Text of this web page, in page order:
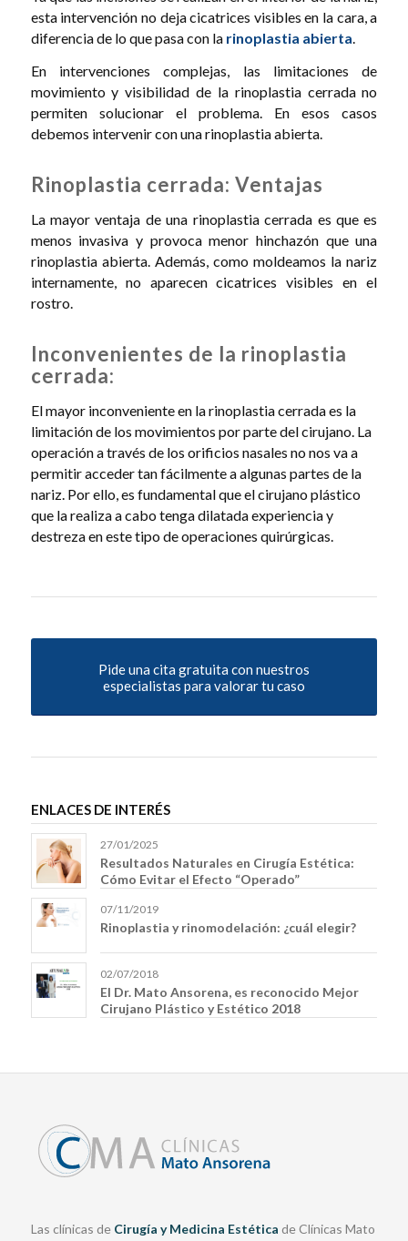
esta intervención no deja cicatrices visibles en la cara, a
diferencia de lo que pasa con la rinoplastia abierta
En intervenciones complejas, las limitaciones de
movimiento y visibilidad de la rinoplastia cerrada no
permiten solucionar el problema. En esos casos
debemos intervenir con una rinoplastia abierta.
Rinoplastia cerrada: Ventajas
La mayor ventaja de una rinoplastia cerrada es que es
menos invasiva y provoca menor hinchazón que una
rinoplastia abierta. Además, como moldeamos la nariz
internamente, no aparecen cicatrices visibles en el
rostro.
Inconvenientes de la rinoplastia
cerrada:
El mayor inconveniente en la rinoplastia cerrada es la
limitación de los movimientos por parte del cirujano. La
operación a través de los orificios nasales no nos va a
permitir acceder tan fácilmente a algunas partes de la
nariz. Por ello, es fundamental que el cirujano plástico
que la realiza a cabo tenga dilatada experiencia y
destreza en este tipo de operaciones quirúrgicas.
Pide una cita gratuita con nuestros
especialistas para valorar tu caso
ENLACES DE INTERÉS
27/01/2025
Resultados Naturales en Cirugía Estética:
Cómo Evitar el Efecto “Operado”
07/11/2019
Rinoplastia y rinomodelación: ¿cuál elegir?
02/07/2018
El Dr. Mato Ansorena, es reconocido Mejor
Cirujano Plástico y Estético 2018
Las clínicas de Cirugía y Medicina Estética de Clínicas Mato